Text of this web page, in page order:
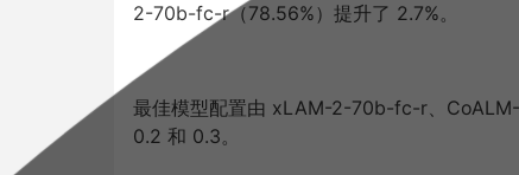
2-70b-fc-r（78.56%）提升了 2.7%。
最佳模型配置由 xLAM-2-70b-fc-r、
0.2 和 0.3。